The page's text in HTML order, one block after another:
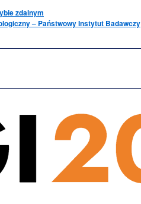
zdalnym
– Państwowy Instytut Badawczy